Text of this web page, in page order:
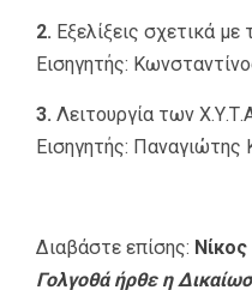
2. Εξελίξεις σχετικά με
Εισηγητής:
3. Λειτουργία των
Εισηγητής: Παναγιώτης
Διαβάστε επίσης:
Γολγοθά ήρθε η